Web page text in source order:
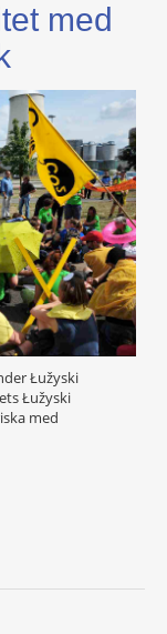
med
Łužyski
Łužyski
med